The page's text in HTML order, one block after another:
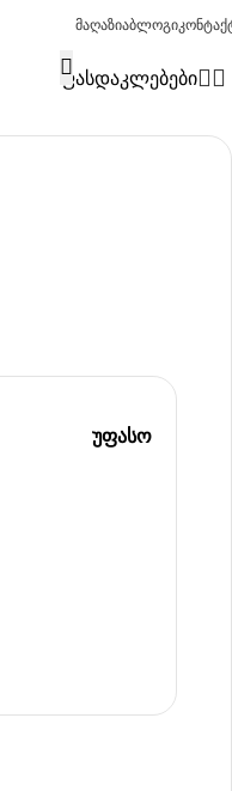
მაღაზიაბლოგი
ფასდაკლებები
უფასო